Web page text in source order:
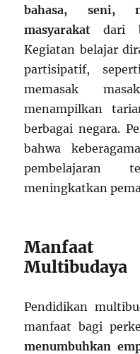
bahasa, seni,
masyarakat dari
Kegiatan belajar
partisipatif,
memasak
menampilkan
berbagai negara.
bahwa
pembelajaran
meningkatkan
Multibudaya
Pendidikan
manfaat bagi
menumbuhkan